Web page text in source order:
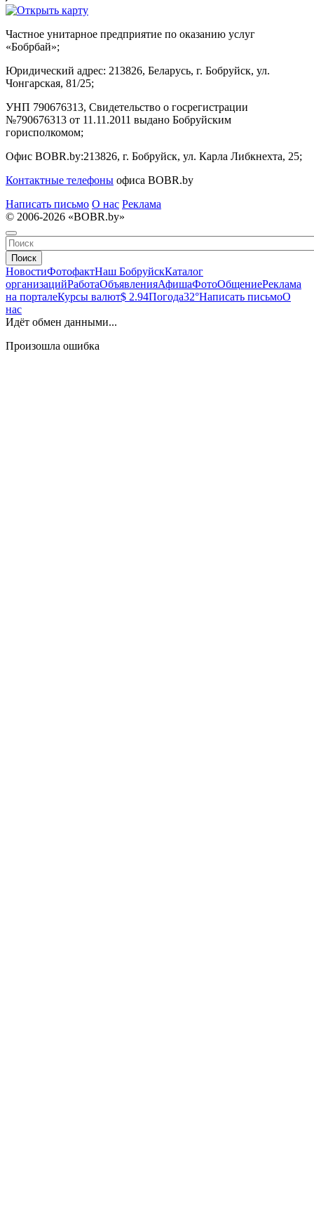
Частное унитарное предприятие по оказанию услуг
«Бобрбай»;
Юридический адрес: 213826, Беларусь, г. Бобруйск, ул.
Чонгарская, 81/25;
УНП 790676313, Свидетельство о госрегистрации
№790676313 от 11.11.2011 выдано Бобруйским
горисполкомом;
Офис BOBR.by:213826, г. Бобруйск, ул. Карла Либкнехта, 25;
Контактные телефоны офиса BOBR.by
Написать письмо О нас Реклама
© 2006-2026 «BOBR.by»
Поиск
НовостиФотофактНаш БобруйскКаталог
организацийРаботаОбъявленияАфишаФотоОбщениеРеклама
на порталеКурсы валют$ 2.94Погода32°Написать письмоО
нас
Идёт обмен данными...
Произошла ошибка